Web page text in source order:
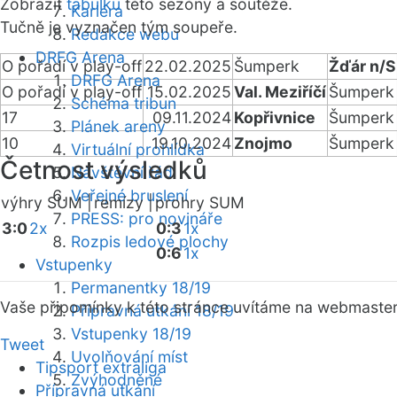
Kariéra
Redakce webu
DRFG Arena
DRFG Arena
Schéma tribun
Plánek areny
Virtuální prohlídka
Návštěvní řád
Veřejné bruslení
PRESS: pro novináře
Rozpis ledové plochy
Vstupenky
Permanentky 18/19
Přípravná utkání 18/19
Vstupenky 18/19
Uvolňování míst
Zvýhodněné
Zobrazit tabulku této sezóny a soutěže.
Tučně je vyznačen tým soupeře.
O pořadí v play-off22.02.2025 Šumperk Žďár n/S
O pořadí v play-off 15.02.2025Val. MeziříčíŠumperk
17
09.11.2024Kopřivnice Šumperk
10
19.10.2024Znojmo Šumperk
Četnost výsledků
výhry SUM |remízy |prohry SUM
3:02x 0:31x
0:61x
Vaše připomínky k této stránce uvítáme na webmaster
Tweet
Tipsport extraliga
Přípravná utkání